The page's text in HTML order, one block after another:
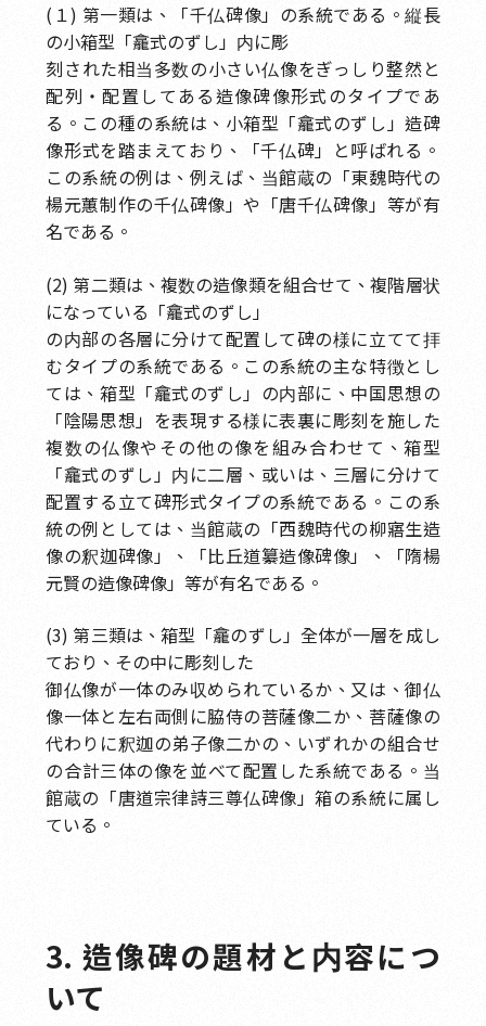
(１) 第一類は、「千仏碑像」の系統である。縦長
の小箱型「龕式のずし」内に彫
刻された相当多数の小さい仏像をぎっしり整然と
配列・配置してある造像碑像形式のタイプであ
る。この種の系統は、小箱型「龕式のずし」造碑
像形式を踏まえており、「千仏碑」と呼ばれる。
この系統の例は、例えば、当館蔵の「東魏時代の
楊元蕙制作の千仏碑像」や「唐千仏碑像」等が有
名である。
(2) 第二類は、複数の造像類を組合せて、複階層状
になっている「龕式のずし」
の内部の各層に分けて配置して碑の様に立てて拝
むタイプの系統である。この系統の主な特徴とし
ては、箱型「龕式のずし」の内部に、中国思想の
「陰陽思想」を表現する様に表裏に彫刻を施した
複数の仏像やその他の像を組み合わせて、箱型
「龕式のずし」内に二層、或いは、三層に分けて
配置する立て碑形式タイプの系統である。この系
統の例としては、当館蔵の「西魏時代の柳寤生造
像の釈迦碑像」、「比丘道纂造像碑像」、「隋楊
元賢の造像碑像」等が有名である。
(3) 第三類は、箱型「龕のずし」全体が一層を成し
ており、その中に彫刻した
御仏像が一体のみ収められているか、又は、御仏
像一体と左右両側に脇侍の菩薩像二か、菩薩像の
代わりに釈迦の弟子像二かの、いずれかの組合せ
の合計三体の像を並べて配置した系統である。当
館蔵の「唐道宗律詩三尊仏碑像」箱の系統に属し
ている。
3. 造像碑の題材と内容につ
いて